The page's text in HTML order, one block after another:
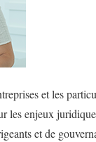
et les
les enjeux
et de